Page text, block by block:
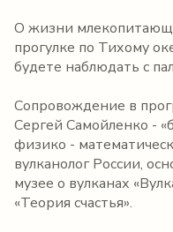
О жизни
прогулке по Тихому
будете наблюдать с
Сопровождение в
Сергей Самойленко -
физико -
вулканолог России,
музее о вулканах
«Теория счастья».